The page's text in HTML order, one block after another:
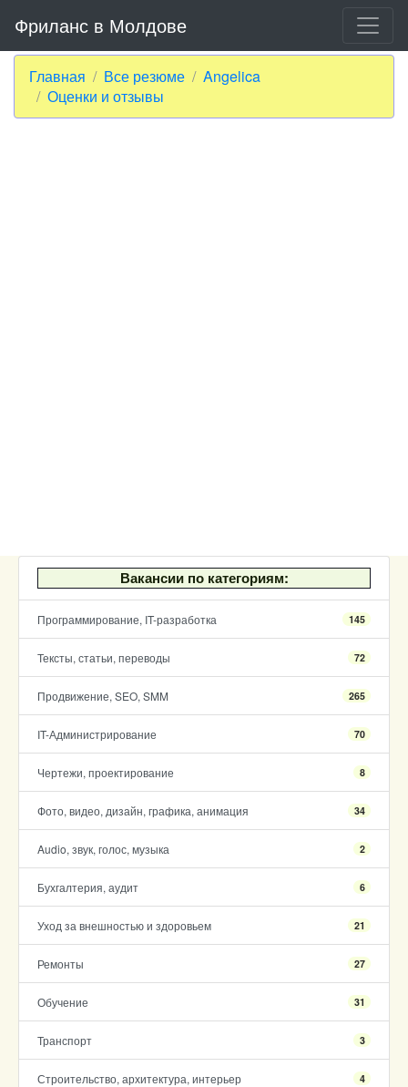
Фриланс в Молдове
Главная Все резюме
Angelica
Оценки и отзывы
Вакансии по категориям:
Программирование, IT-разработка 145
Тексты, статьи, переводы 72
Продвижение, SEO, SMM 265
IT-Администрирование 70
Чертежи, проектирование 8
Фото, видео, дизайн, графика, анимация 34
Audio, звук, голос, музыка 2
Бухгалтерия, аудит 6
Уход за внешностью и здоровьем 21
Ремонты 27
Обучение 31
Транспорт 3
Строительство, архитектура, интерьер 4